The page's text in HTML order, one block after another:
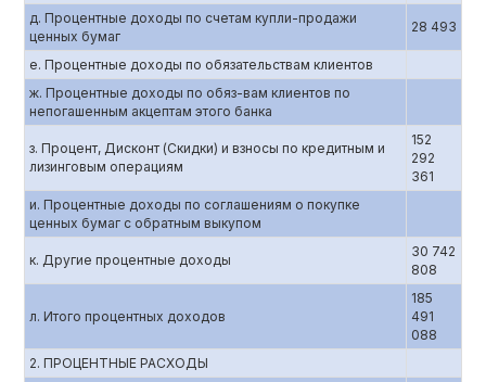
д. Процентные доходы по счетам купли-продажи
ценных бумаг
28 493
е. Процентные доходы по обязательствам клиентов
ж. Процентные доходы по обяз-вам клиентов по
непогашенным акцептам этого банка
з. Процент, Дисконт (Скидки) и взносы по кредитным и
лизинговым операциям
152
292
361
и. Процентные доходы по соглашениям о покупке
ценных бумаг с обратным выкупом
к. Другие процентные доходы
30 742
808
л. Итого процентных доходов
185
491
088
2. ПРОЦЕНТНЫЕ РАСХОДЫ